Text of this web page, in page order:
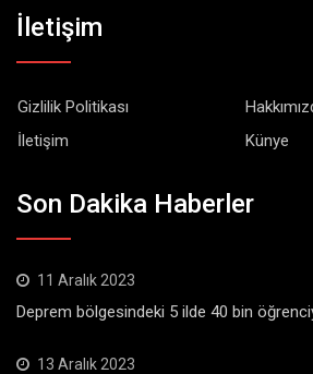
İletişim
Gizlilik Politikası
İletişim
Künye
Son Dakika Haberler
11 Aralık 2023
Deprem bölgesindeki 5 ilde 40 bin
13 Aralık 2023